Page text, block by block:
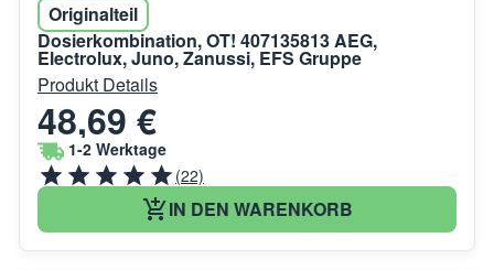
Originalteil
Dosierkombination, OT! 407135813 AEG,
Electrolux, Juno, Zanussi, EFS Gruppe
Produkt Details
48,69 €
1-2 Werktage
(22)
IN DEN WARENKORB